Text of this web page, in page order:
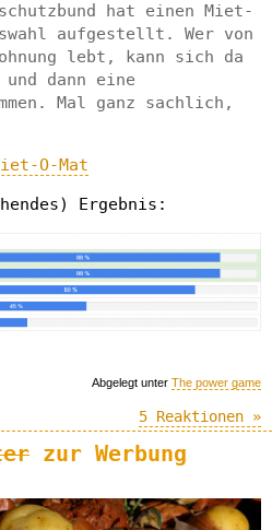
hat einen Miet-
aufge­stellt. Wer von
lebt, kann sich da
dann eine
Mal ganz sachlich,
O-Mat
Ergebnis:
Abgelegt unter The power game
5 Reaktionen »
zur Werbung